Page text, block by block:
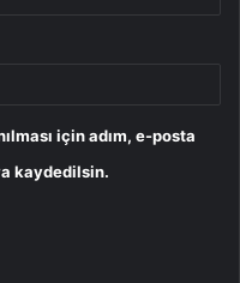
için adım, e-posta
kaydedilsin.